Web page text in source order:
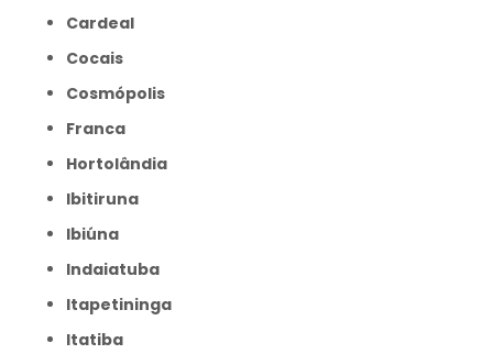
Cardeal
Cocais
Cosmópolis
Franca
Hortolândia
Ibitiruna
Ibiúna
Indaiatuba
Itapetininga
Itatiba